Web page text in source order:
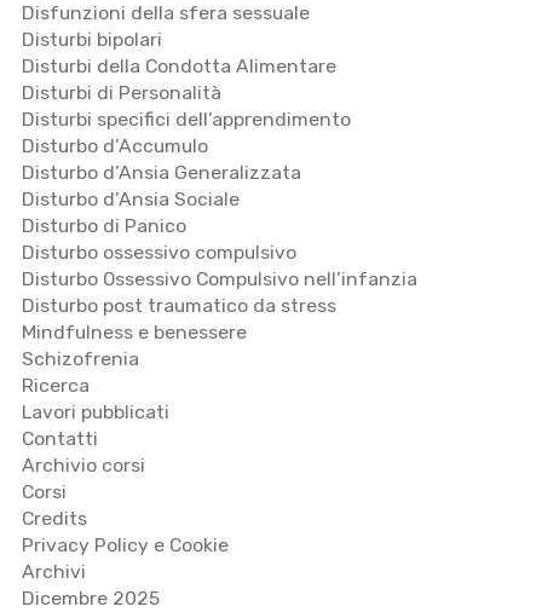
Disfunzioni della sfera sessuale
Disturbi bipolari
Disturbi della Condotta Alimentare
Disturbi di Personalità
Disturbi specifici dell’apprendimento
Disturbo d’Accumulo
Disturbo d’Ansia Generalizzata
Disturbo d’Ansia Sociale
Disturbo di Panico
Disturbo ossessivo compulsivo
Disturbo Ossessivo Compulsivo nell’infanzia
Disturbo post traumatico da stress
Mindfulness e benessere
Schizofrenia
Ricerca
Lavori pubblicati
Contatti
Archivio corsi
Corsi
Credits
Privacy Policy e Cookie
Archivi
Dicembre 2025